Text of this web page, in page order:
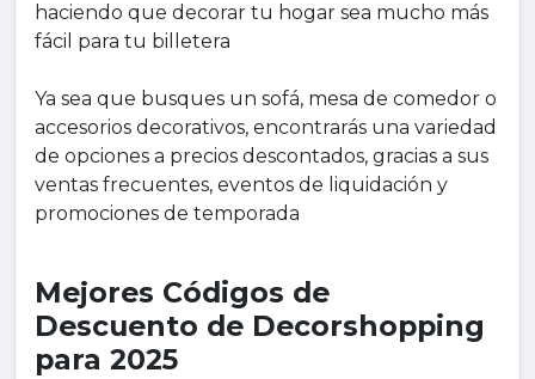
haciendo que decorar tu hogar sea mucho más
fácil para tu billetera
Ya sea que busques un sofá, mesa de comedor o
accesorios decorativos, encontrarás una variedad
de opciones a precios descontados, gracias a sus
ventas frecuentes, eventos de liquidación y
promociones de temporada
Mejores Códigos de
Descuento de Decorshopping
para 2025